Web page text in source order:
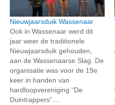
Nieuwjaarsduik Wassenaar
Ook in Wassenaar werd dit
jaar weer de traditionele
Nieuwjaarsduik gehouden,
aan de Wassenaarse Slag. De
organisatie was voor de 19e
keer in handen van
hardloopvereniging “De
Duintrappers”....